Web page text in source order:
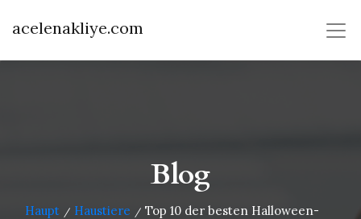
acelenakliye.com
Blog
Haupt / Haustiere / Top 10 der besten Halloween-